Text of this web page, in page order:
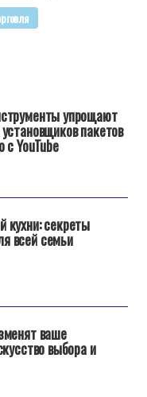
упрощают
пакетов
с YouTube
кухни: секреты
всей семьи
ваше
выбора и